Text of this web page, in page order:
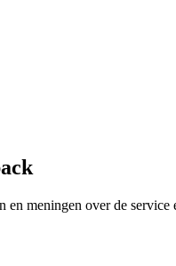
meningen over de